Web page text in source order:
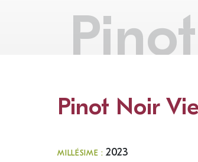
Pinot Noir
MILLÉSIME :2023